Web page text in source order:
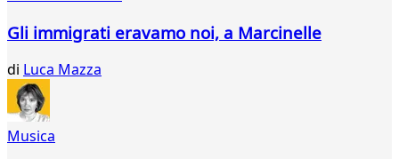
Gli immigrati eravamo noi, a Marcinelle
di Luca Mazza
Musica